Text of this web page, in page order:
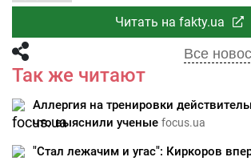
Читать на fakty.ua
Все
Так же читают
Аллергия на тренировки
что выяснили ученые focus.ua
"Стал лежачим и угас": Киркоров